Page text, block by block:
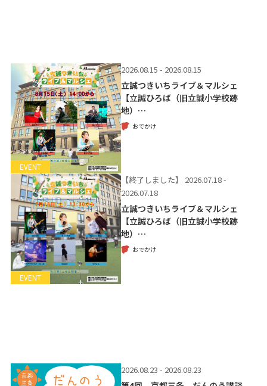
EVENT
2026.08.15 - 2026.08.15
立誠つきいちライブ＆マルシェ
【立誠ひろば（旧立誠小学校跡
地）…
おでかけ
EVENT
【終了しました】
2026.07.18 -
2026.07.18
立誠つきいちライブ＆マルシェ
【立誠ひろば（旧立誠小学校跡
地）…
おでかけ
2026.08.23 - 2026.08.23